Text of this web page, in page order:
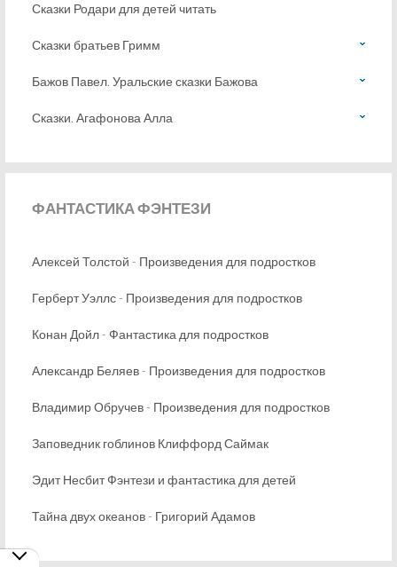
Сказки Родари для детей читать
Сказки братьев Гримм
Бажов Павел. Уральские сказки Бажова
Сказки. Агафонова Алла
ФАНТАСТИКАФЭНТЕЗИ
Алексей Толстой - Произведения для подростков
Герберт Уэллс - Произведения для подростков
Конан Дойл - Фантастика для подростков
Александр Беляев - Произведения для подростков
Владимир Обручев - Произведения для подростков
Заповедник гоблинов Клиффорд Саймак
Эдит Несбит Фэнтези и фантастика для детей
Тайна двух океанов - Григорий Адамов